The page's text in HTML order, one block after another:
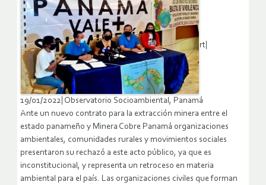
rt|
19/01/2022| Observatorio Socioambiental, Panamá
Ante un nuevo contrato para la extracción minera entre el
estado panameño y Minera Cobre Panamá organizaciones
ambientales, comunidades rurales y movimientos sociales
presentaron su rechazó a este acto público, ya que es
inconstitucional, y representa un retroceso en materia
ambiental para el país. Las organizaciones civiles que forman